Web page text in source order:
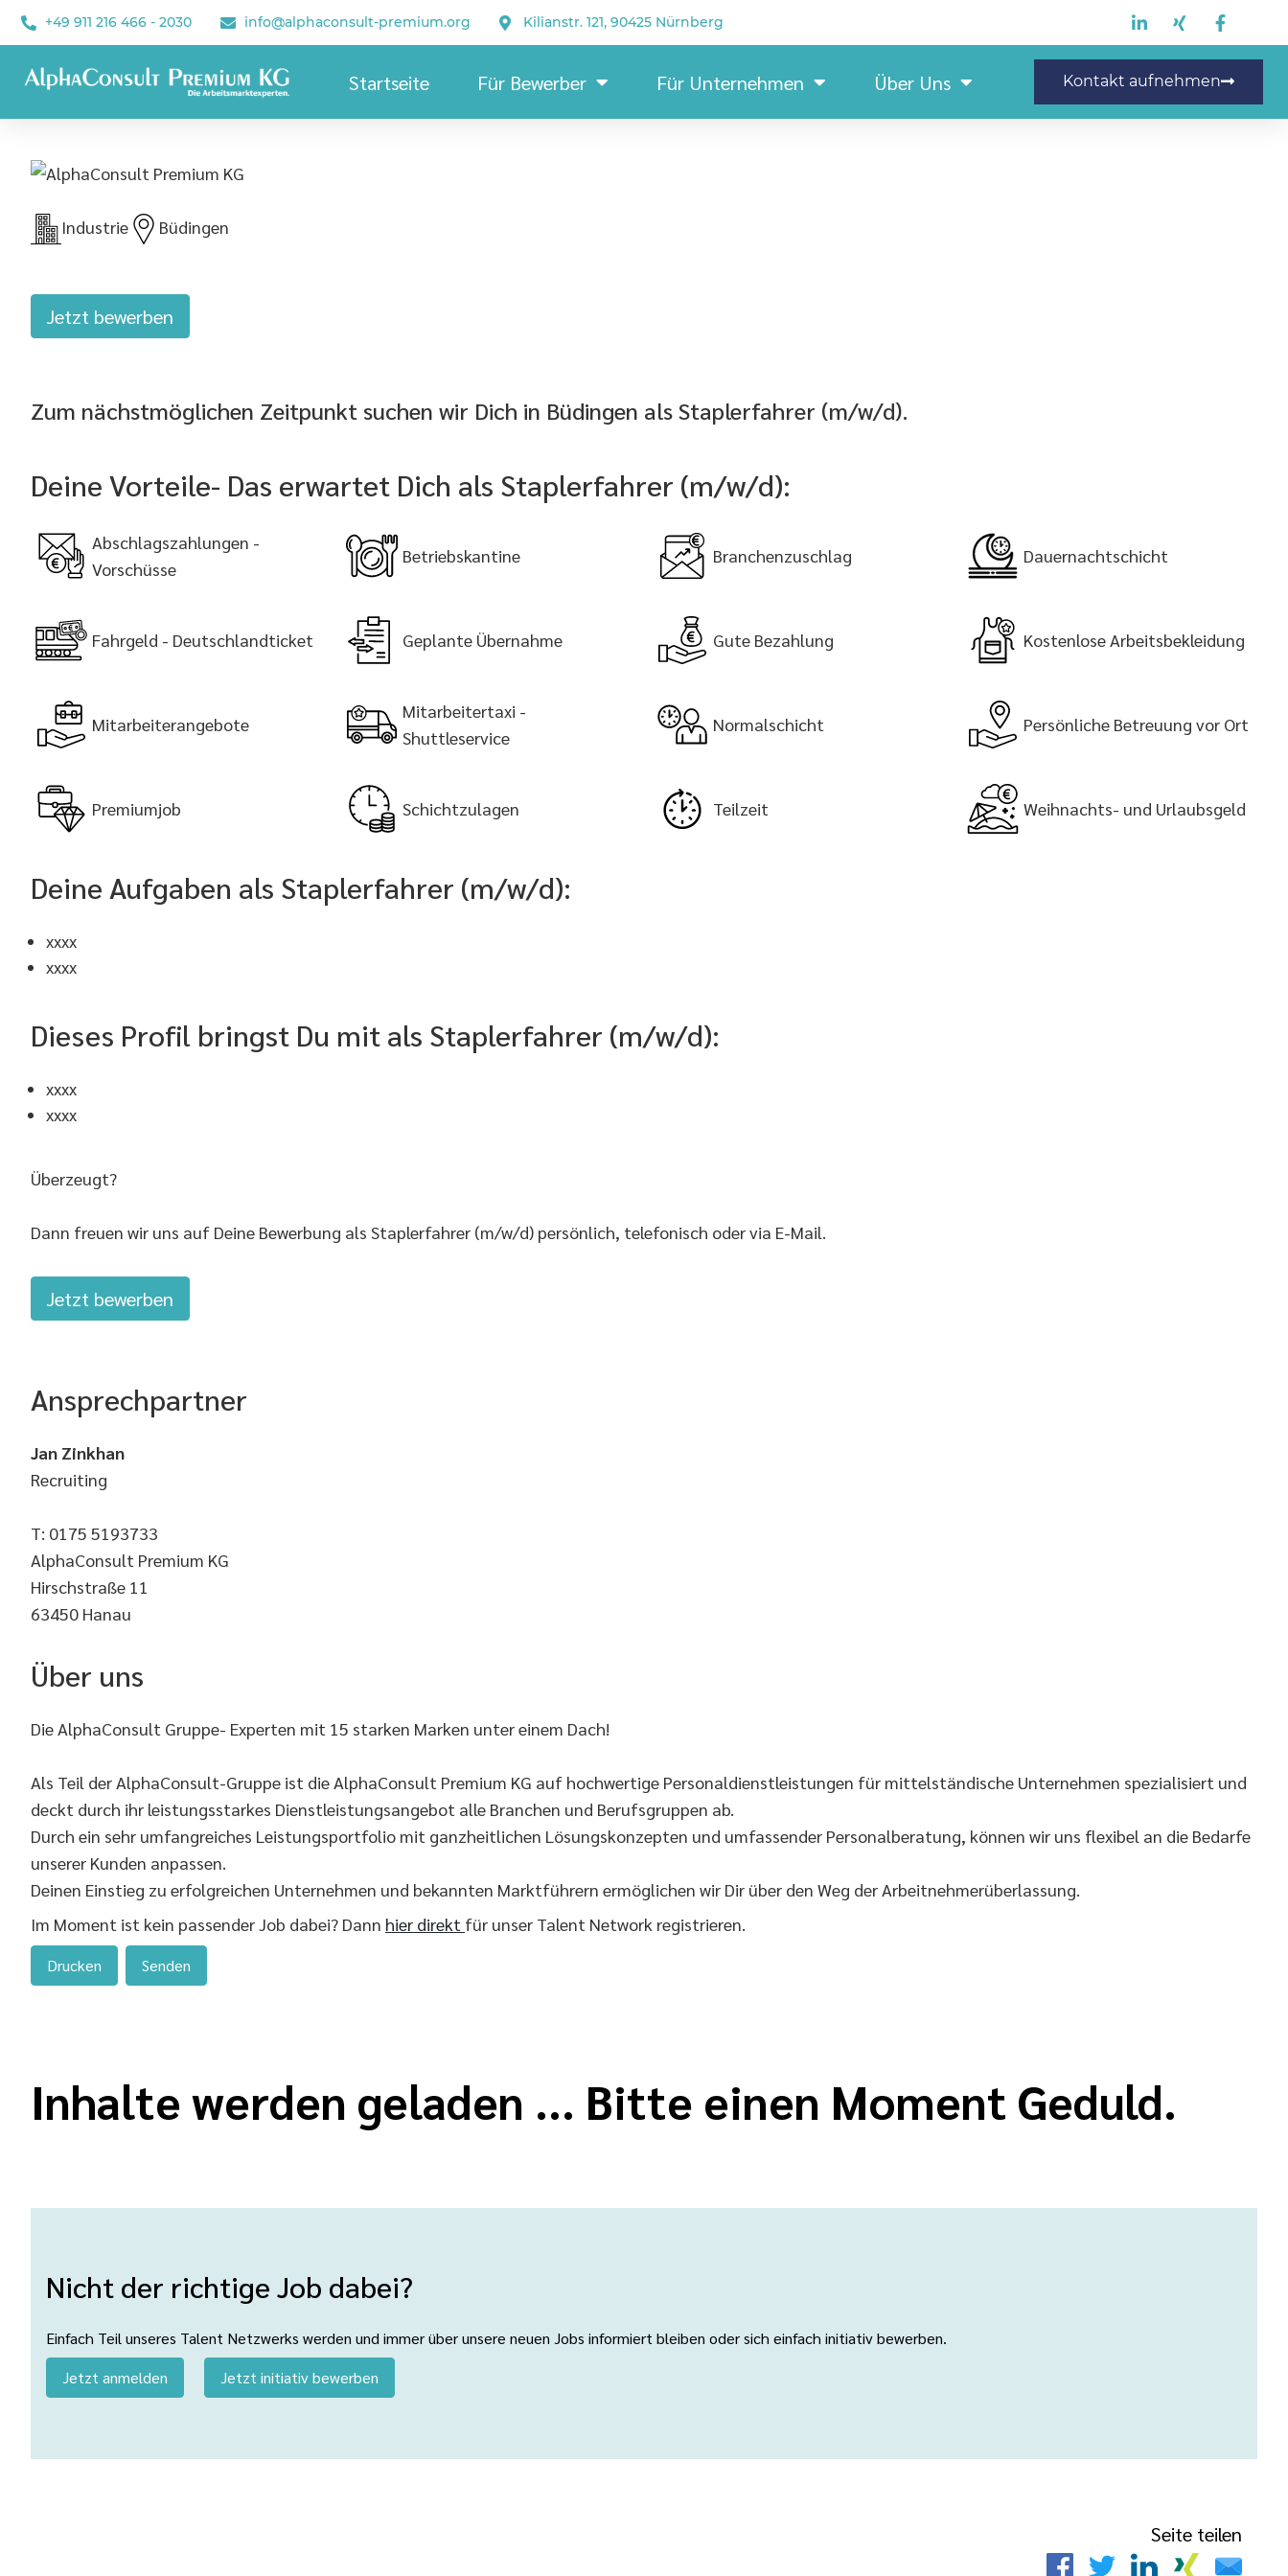
+49 911 216 466 - 2030 info@alphaconsult-premium.org Kilianstr. 121, 90425 Nürnberg
Startseite Für Bewerber Für Unternehmen Über Uns Kontakt aufnehmen
Staplerfahrer (m/w/d)
Industrie Büdingen
Jetzt bewerben
Zum nächstmöglichen Zeitpunkt suchen wir Dich in Büdingen als Staplerfahrer (m/w/d).
Deine Vorteile- Das erwartet Dich als Staplerfahrer (m/w/d):
Abschlagszahlungen -
Vorschüsse
Betriebskantine Branchenzuschlag Dauernachtschicht
Fahrgeld - Deutschlandticket Geplante Übernahme Gute Bezahlung Kostenlose Arbeitsbekleidung
Mitarbeiterangebote
Mitarbeitertaxi -
Shuttleservice
Normalschicht Persönliche Betreuung vor Ort
Premiumjob Schichtzulagen Teilzeit Weihnachts- und Urlaubsgeld
Deine Aufgaben als Staplerfahrer (m/w/d):
xxxx
xxxx
Dieses Profil bringst Du mit als Staplerfahrer (m/w/d):
xxxx
xxxx
Überzeugt?
Dann freuen wir uns auf Deine Bewerbung als Staplerfahrer (m/w/d) persönlich, telefonisch oder via E-Mail.
Jetzt bewerben
Ansprechpartner
Jan Zinkhan
Recruiting
T: 0175 5193733
AlphaConsult Premium KG
Hirschstraße 11
63450 Hanau
Über uns
Die AlphaConsult Gruppe- Experten mit 15 starken Marken unter einem Dach!
Als Teil der AlphaConsult-Gruppe ist die AlphaConsult Premium KG auf hochwertige Personaldienstleistungen für mittelständische Unternehmen spezialisiert und
deckt durch ihr leistungsstarkes Dienstleistungsangebot alle Branchen und Berufsgruppen ab.
Durch ein sehr umfangreiches Leistungsportfolio mit ganzheitlichen Lösungskonzepten und umfassender Personalberatung, können wir uns flexibel an die Bedarfe
unserer Kunden anpassen.
Deinen Einstieg zu erfolgreichen Unternehmen und bekannten Marktführern ermöglichen wir Dir über den Weg der Arbeitnehmerüberlassung.
Im Moment ist kein passender Job dabei? Dann hier direkt für unser Talent Network registrieren.
Drucken Senden
Inhalte werden geladen ... Bitte einen Moment Geduld.
Nicht der richtige Job dabei?
Einfach Teil unseres Talent Netzwerks werden und immer über unsere neuen Jobs informiert bleiben oder sich einfach initiativ bewerben.
Jetzt anmelden
Jetzt initiativ bewerben
Seite teilen